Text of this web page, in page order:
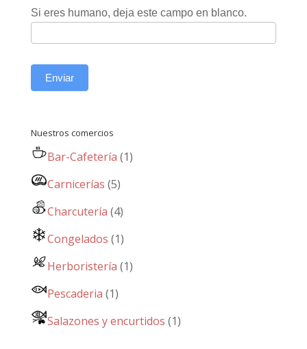
Si eres humano, deja este campo en blanco.
Enviar
Nuestros comercios
Bar-Cafetería (1)
Carnicerías (5)
Charcutería (4)
Congelados (1)
Herboristería (1)
Pescaderia (1)
Salazones y encurtidos (1)